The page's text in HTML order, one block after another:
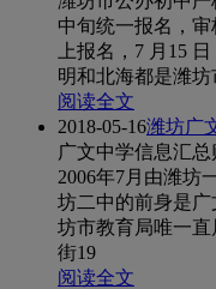
中旬统一报名，审
上报名，7 月15
明和北海都是潍
阅读全文
2018-05-16潍坊广
广文中学信息汇
2006年7月由潍坊
坊二中的前身是
坊市教育局唯一
街19
阅读全文